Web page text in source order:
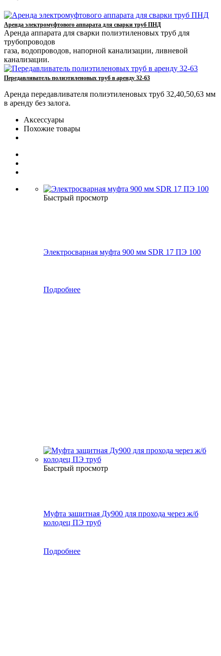
Аренда электромуфтового аппарата для сварки труб ПНД
Аренда аппарата для сварки полиэтиленовых труб для
трубопроводов
газа, водопроводов, напорной канализации, ливневой
канализации.
Передавливатель полиэтиленовых труб в аренду 32-63
Аренда передавливателя полиэтиленовых труб 32,40,50,63 мм
в аренду без залога.
Аксессуары
Похожие товары
Быстрый просмотр
Электросварная муфта 900 мм SDR 17 ПЭ 100
Подробнее
Быстрый просмотр
Муфта защитная Ду900 для прохода через ж/б
колодец ПЭ труб
Подробнее